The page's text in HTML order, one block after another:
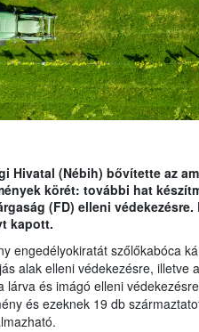
Hivatal (Nébih) bővítette az
körét: további hat
(FD) elleni
kapott.
engedélyokiratát szőlőkabóca
alak elleni védekezésre, illetve
lárva és imágó elleni
és ezeknek 19 db